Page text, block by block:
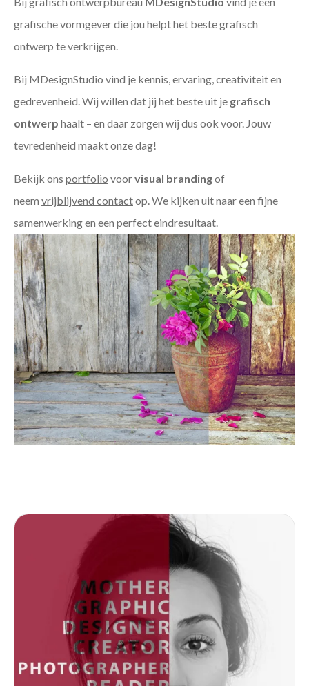
grafische vormgever die jou helpt het beste grafisch
ontwerp te verkrijgen.
Bij MDesignStudio vind je kennis, ervaring, creativiteit en
gedrevenheid. Wij willen dat jij het beste uit je grafisch
ontwerp haalt – en daar zorgen wij dus ook voor. Jouw
tevredenheid maakt onze dag!
Bekijk ons portfolio voorvisual brandingof
neem vrijblijvend contactop. We kijken uit naar een fijne
samenwerking en een perfect eindresultaat.